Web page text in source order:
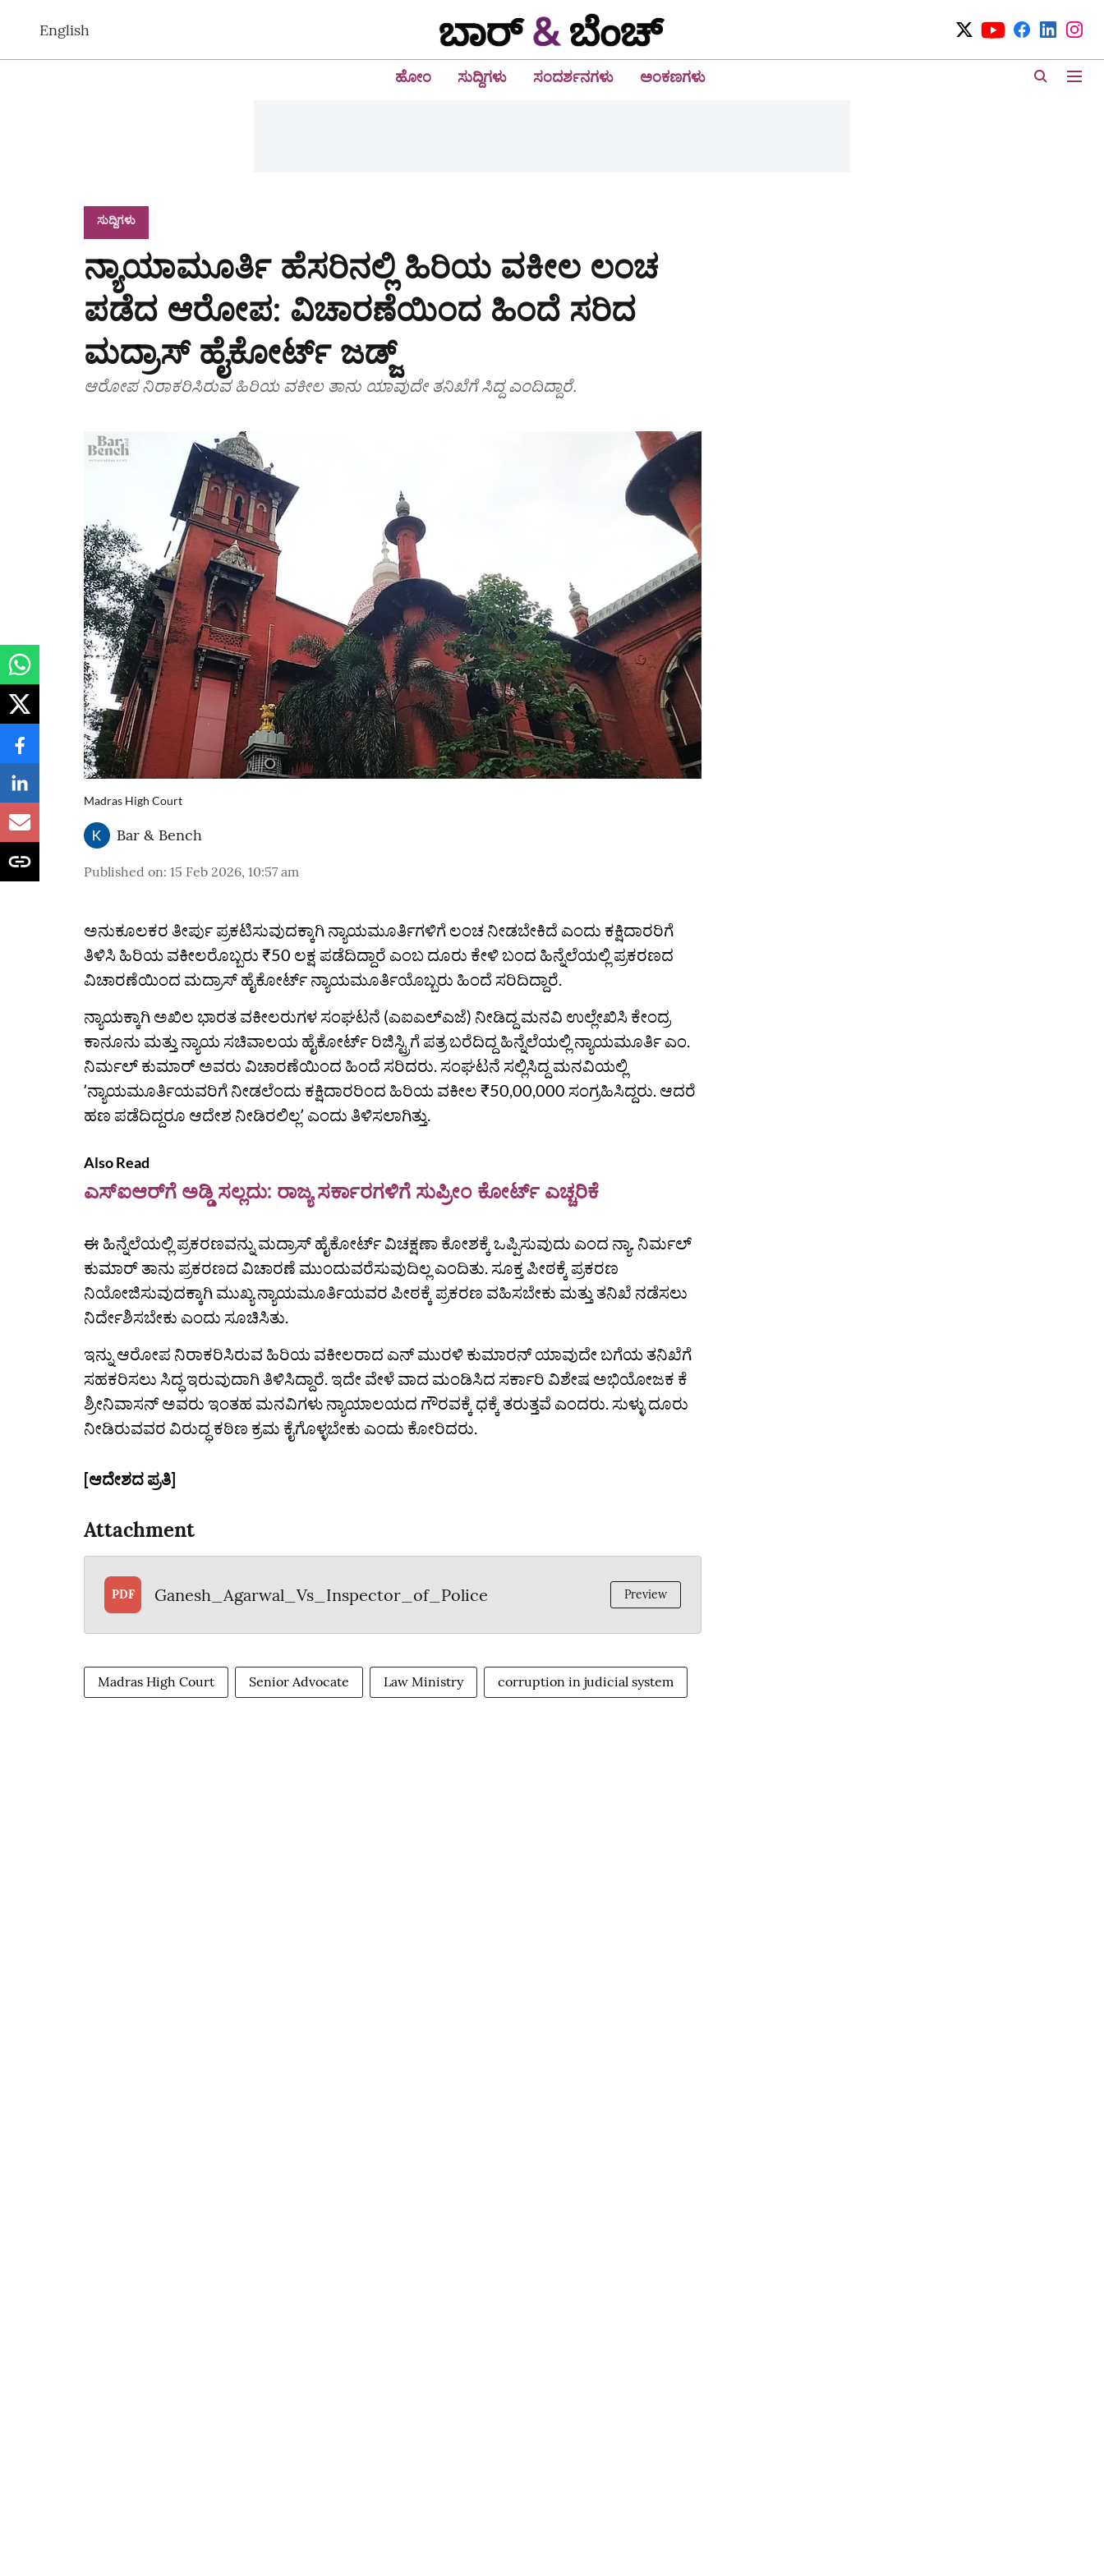
English
ಹೋಂ ಸುದ್ದಿಗಳು ಸಂದರ್ಶನಗಳು ಅಂಕಣಗಳು
ಸುದ್ದಿಗಳು
ನ್ಯಾಯಾಮೂರ್ತಿ ಹೆಸರಿನಲ್ಲಿ ಹಿರಿಯ ವಕೀಲ ಲಂಚ
ಪಡೆದ ಆರೋಪ: ವಿಚಾರಣೆಯಿಂದ ಹಿಂದೆ ಸರಿದ
ಮದ್ರಾಸ್‌ ಹೈಕೋರ್ಟ್‌ ಜಡ್ಜ್
ಆರೋಪ ನಿರಾಕರಿಸಿರುವ ಹಿರಿಯ ವಕೀಲ ತಾನು ಯಾವುದೇ ತನಿಖೆಗೆ ಸಿದ್ಧ ಎಂದಿದ್ದಾರೆ.
Madras High Court
Bar & Bench
Published on: 15 Feb 2026, 10:57 am
ಅನುಕೂಲಕರ ತೀರ್ಪು ಪ್ರಕಟಿಸುವುದಕ್ಕಾಗಿ ನ್ಯಾಯಮೂರ್ತಿಗಳಿಗೆ ಲಂಚ ನೀಡಬೇಕಿದೆ ಎಂದು ಕಕ್ಷಿದಾರರಿಗೆ
ತಿಳಿಸಿ ಹಿರಿಯ ವಕೀಲರೊಬ್ಬರು ₹50 ಲಕ್ಷ ಪಡೆದಿದ್ದಾರೆ ಎಂಬ ದೂರು ಕೇಳಿ ಬಂದ ಹಿನ್ನೆಲೆಯಲ್ಲಿ ಪ್ರಕರಣದ
ವಿಚಾರಣೆಯಿಂದ ಮದ್ರಾಸ್‌ ಹೈಕೋರ್ಟ್‌ ನ್ಯಾಯಮೂರ್ತಿಯೊಬ್ಬರು ಹಿಂದೆ ಸರಿದಿದ್ದಾರೆ.
ನ್ಯಾಯಕ್ಕಾಗಿ ಅಖಿಲ ಭಾರತ ವಕೀಲರುಗಳ ಸಂಘಟನೆ (ಎಐಎಲ್‌ಎಜೆ) ನೀಡಿದ್ದ ಮನವಿ ಉಲ್ಲೇಖಿಸಿ ಕೇಂದ್ರ
ಕಾನೂನು ಮತ್ತು ನ್ಯಾಯ ಸಚಿವಾಲಯ ಹೈಕೋರ್ಟ್‌ ರಿಜಿಸ್ಟ್ರಿಗೆ ಪತ್ರ ಬರೆದಿದ್ದ ಹಿನ್ನೆಲೆಯಲ್ಲಿ ನ್ಯಾಯಮೂರ್ತಿ ಎಂ.
ನಿರ್ಮಲ್ ಕುಮಾರ್ ಅವರು ವಿಚಾರಣೆಯಿಂದ ಹಿಂದೆ ಸರಿದರು. ಸಂಘಟನೆ ಸಲ್ಲಿಸಿದ್ದ ಮನವಿಯಲ್ಲಿ
ʼನ್ಯಾಯಮೂರ್ತಿಯವರಿಗೆ ನೀಡಲೆಂದು ಕಕ್ಷಿದಾರರಿಂದ ಹಿರಿಯ ವಕೀಲ ₹50,00,000 ಸಂಗ್ರಹಿಸಿದ್ದರು. ಆದರೆ
ಹಣ ಪಡೆದಿದ್ದರೂ ಆದೇಶ ನೀಡಿರಲಿಲ್ಲʼ ಎಂದು ತಿಳಿಸಲಾಗಿತ್ತು.
Also Read
ಎಸ್‌ಐಆರ್‌ಗೆ ಅಡ್ಡಿ ಸಲ್ಲದು: ರಾಜ್ಯ ಸರ್ಕಾರಗಳಿಗೆ ಸುಪ್ರೀಂ ಕೋರ್ಟ್‌ ಎಚ್ಚರಿಕೆ
ಈ ಹಿನ್ನೆಲೆಯಲ್ಲಿ ಪ್ರಕರಣವನ್ನು ಮದ್ರಾಸ್‌ ಹೈಕೋರ್ಟ್‌ ವಿಚಕ್ಷಣಾ ಕೋಶಕ್ಕೆ ಒಪ್ಪಿಸುವುದು ಎಂದ ನ್ಯಾ. ನಿರ್ಮಲ್‌
ಕುಮಾರ್‌ ತಾನು ಪ್ರಕರಣದ ವಿಚಾರಣೆ ಮುಂದುವರೆಸುವುದಿಲ್ಲ ಎಂದಿತು. ಸೂಕ್ತ ಪೀಠಕ್ಕೆ ಪ್ರಕರಣ
ನಿಯೋಜಿಸುವುದಕ್ಕಾಗಿ ಮುಖ್ಯ ನ್ಯಾಯಮೂರ್ತಿಯವರ ಪೀಠಕ್ಕೆ ಪ್ರಕರಣ ವಹಿಸಬೇಕು ಮತ್ತು ತನಿಖೆ ನಡೆಸಲು
ನಿರ್ದೇಶಿಸಬೇಕು ಎಂದು ಸೂಚಿಸಿತು.
ಇನ್ನು ಆರೋಪ ನಿರಾಕರಿಸಿರುವ ಹಿರಿಯ ವಕೀಲರಾದ ಎನ್‌ ಮುರಳಿ ಕುಮಾರನ್‌ ಯಾವುದೇ ಬಗೆಯ ತನಿಖೆಗೆ
ಸಹಕರಿಸಲು ಸಿದ್ಧ ಇರುವುದಾಗಿ ತಿಳಿಸಿದ್ದಾರೆ. ಇದೇ ವೇಳೆ ವಾದ ಮಂಡಿಸಿದ ಸರ್ಕಾರಿ ವಿಶೇಷ ಅಭಿಯೋಜಕ ಕೆ
ಶ್ರೀನಿವಾಸನ್‌ ಅವರು ಇಂತಹ ಮನವಿಗಳು ನ್ಯಾಯಾಲಯದ ಗೌರವಕ್ಕೆ ಧಕ್ಕೆ ತರುತ್ತವೆ ಎಂದರು. ಸುಳ್ಳು ದೂರು
ನೀಡಿರುವವರ ವಿರುದ್ಧ ಕಠಿಣ ಕ್ರಮ ಕೈಗೊಳ್ಳಬೇಕು ಎಂದು ಕೋರಿದರು.
[ಆದೇಶದ ಪ್ರತಿ]
Attachment
PDF Ganesh_Agarwal_Vs_Inspector_of_Police Preview
Madras High Court Senior Advocate Law Ministry corruption in judicial system